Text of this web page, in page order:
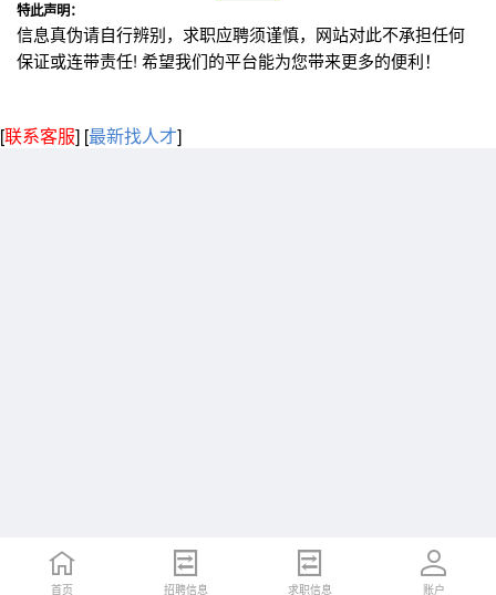
特此声明：
信息真伪请自行辨别，求职应聘须谨慎，网站对此不承担任何
保证或连带责任! 希望我们的平台能为您带来更多的便利！
[联系客服] [最新找人才]
首页 招聘信息 求职信息 账户